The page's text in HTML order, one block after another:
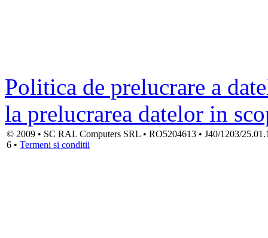
Politica de prelucrare a
la prelucrarea datelor in
© 2009 • SC RAL Computers SRL • RO5204613 • J40/1203/
6 • Termeni si conditii